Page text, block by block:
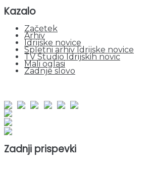
Kazalo
Začetek
Arhiv
Idrijske novice
Spletni arhiv Idrijske novice
TV Studio Idrijskih novic
Mali oglasi
Zadnje slovo
Zadnji prispevki